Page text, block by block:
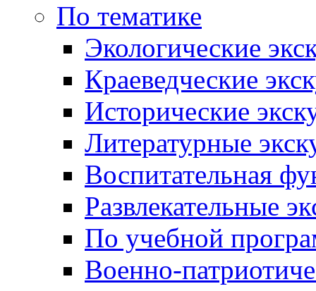
По тематике
Экологические
Краеведческие
Исторические
Литературные
Воспитательная
Развлекательные
По учебной
Военно-